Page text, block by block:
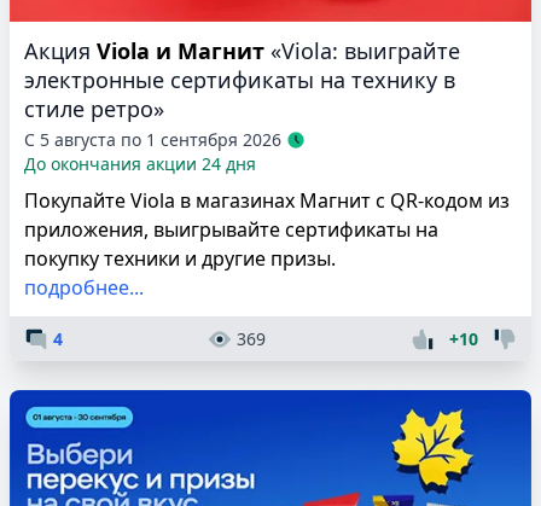
Акция Viola и Магнит «Viola: выиграйте
электронные сертификаты на технику в
стиле ретро»
С 5 августа по 1 сентября 2026
До окончания акции 24 дня
Покупайте Viola в магазинах Магнит с QR-кодом из
приложения, выигрывайте сертификаты на
покупку техники и другие призы.
подробнее...
4 369 +10